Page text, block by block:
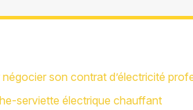
son contrat d’électricité
serviette électrique chauffant